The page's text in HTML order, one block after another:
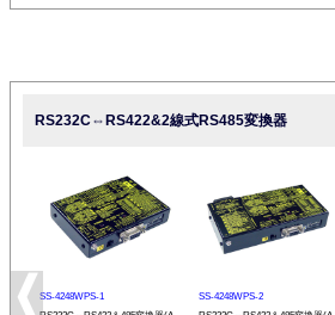
RS232C⇔RS422&2線式RS485変換器
SS-4248WPS-1
SS-4248WPS-2